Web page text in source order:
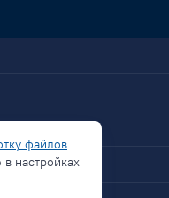
файлов
настройках